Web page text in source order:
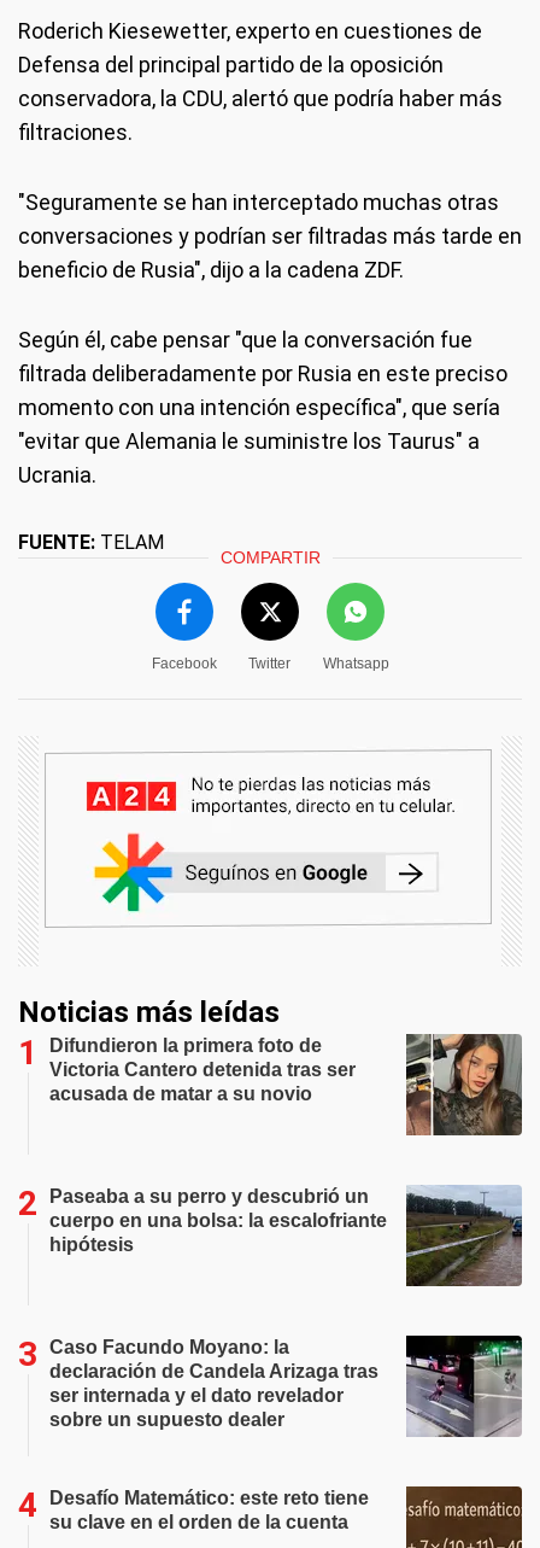
Roderich Kiesewetter, experto en cuestiones de
Defensa del principal partido de la oposición
conservadora, la CDU, alertó que podría haber más
filtraciones.
"Seguramente se han interceptado muchas otras
conversaciones y podrían ser filtradas más tarde en
beneficio de Rusia", dijo a la cadena ZDF.
Según él, cabe pensar "que la conversación fue
filtrada deliberadamente por Rusia en este preciso
momento con una intención específica", que sería
"evitar que Alemania le suministre los Taurus" a
Ucrania.
FUENTE: TELAM
COMPARTIR
Facebook Twitter Whatsapp
Noticias más leídas
Difundieron la primera foto de
Victoria Cantero detenida tras ser
acusada de matar a su novio
Paseaba a su perro y descubrió un
cuerpo en una bolsa: la escalofriante
hipótesis
Caso Facundo Moyano: la
declaración de Candela Arizaga tras
ser internada y el dato revelador
sobre un supuesto dealer
Desafío Matemático: este reto tiene
su clave en el orden de la cuenta